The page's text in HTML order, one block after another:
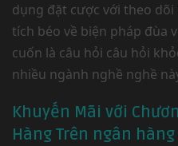
dụng đặt cược với theo
tích béo về biện pháp đùa
cuốn là câu hỏi câu hỏi
nhiều ngành nghề nghề
Khuyến Mãi với
Hàng Trên ngân